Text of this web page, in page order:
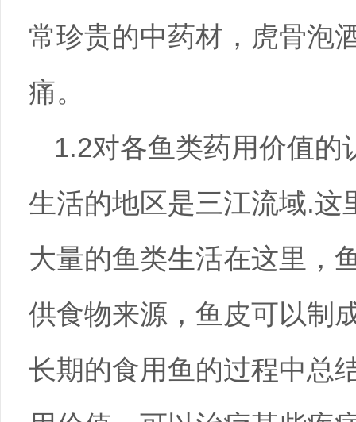
常珍贵的中药材，虎骨泡
痛。
1.2对各鱼类药用价值
生活的地区是三江流域.这
大量的鱼类生活在这里，
供食物来源，鱼皮可以制
长期的食用鱼的过程中总